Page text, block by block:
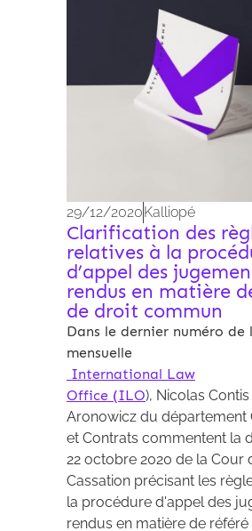
29/12/2020Kalliopé
Clarification des
relatives à la
d’appel des
rendus en matière
de droit commun
Dans le dernier numéro de
mensuelle
International Law
Office (ILO), Nicolas
Aronowicz du département
et Contrats commentent la
22 octobre 2020 de la Cour
Cassation précisant les
la procédure d'appel des
rendus en matière de